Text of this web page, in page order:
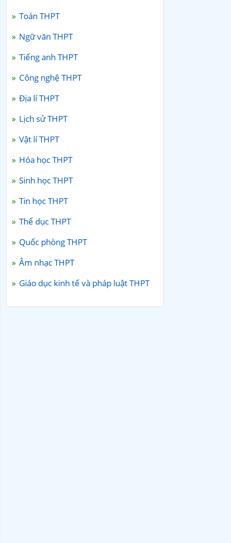
Toán THPT
Ngữ văn THPT
Tiếng anh THPT
Công nghệ THPT
Địa lí THPT
Lịch sử THPT
Vật lí THPT
Hóa học THPT
Sinh học THPT
Tin học THPT
Thể dục THPT
Quốc phòng THPT
Âm nhạc THPT
Giáo dục kinh tế và pháp luật THPT